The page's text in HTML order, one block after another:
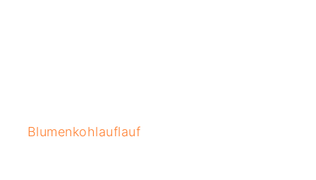
Blumenkohlauflauf